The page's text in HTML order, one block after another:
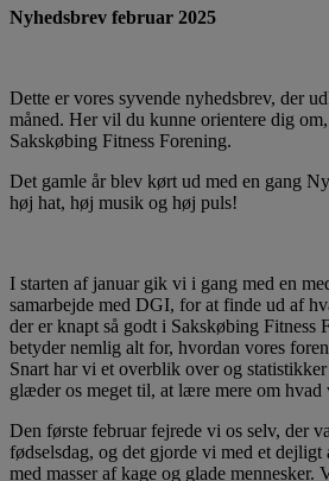
Nyhedsbrev februar 2025
Dette er vores syvende nyhedsbrev, der
måned. Her vil du kunne orientere dig
Sakskøbing Fitness Forening.
Det gamle år blev kørt ud med en gang
høj hat, høj musik og høj puls!
I starten af januar gik vi i gang med en
samarbejde med DGI, for at finde ud af
der er knapt så godt i Sakskøbing Fitness
betyder nemlig alt for, hvordan vores
Snart har vi et overblik over og
glæder os meget til, at lære mere om hvad
Den første februar fejrede vi os selv, der
fødselsdag, og det gjorde vi med et dejligt
med masser af kage og glade mennesker.